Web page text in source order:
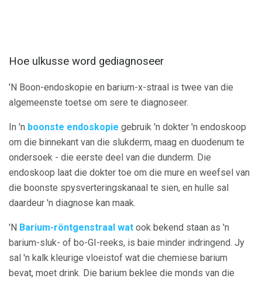
Hoe ulkusse word gediagnoseer
'N Boon-endoskopie en barium-x-straal is twee van die
algemeenste toetse om sere te diagnoseer.
In 'n boonste endoskopie gebruik 'n dokter 'n endoskoop
om die binnekant van die slukderm, maag en duodenum te
ondersoek - die eerste deel van die dunderm. Die
endoskoop laat die dokter toe om die mure en weefsel van
die boonste spysverteringskanaal te sien, en hulle sal
daardeur 'n diagnose kan maak.
'N Barium-röntgenstraal wat ook bekend staan ​​as 'n
barium-sluk- of bo-GI-reeks, is baie minder indringend. Jy
sal 'n kalk kleurige vloeistof wat die chemiese barium
bevat, moet drink. Die barium beklee die monds van die